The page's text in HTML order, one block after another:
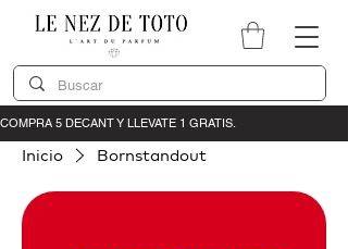
Inicio Bornstandout